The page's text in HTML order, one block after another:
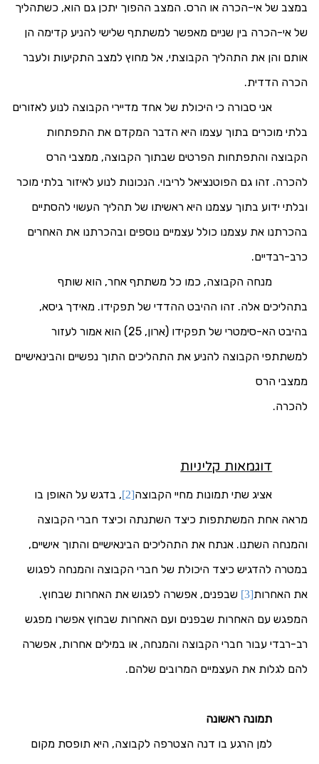
במצב של אי-הכרה או הרס. המצב ההפוך יתכן גם הוא, כשתהליך
של אי-הכרה בין שניים מאפשר למשתתף שלישי להניע קדימה הן
אותם והן את התהליך הקבוצתי, אל מחוץ למצב התקיעות ולעבר
הכרה הדדית.
אני סבורה כי היכולת של אחד מדיירי הקבוצה לנוע לאזורים
בלתי מוכרים בתוך עצמו היא הדבר המקדם את התפתחות
הקבוצה והתפתחות הפרטים שבתוך הקבוצה, ממצבי הרס
להכרה. זהו גם הפוטנציאל לריבוי. הנכונות לנוע לאיזור בלתי מוכר
ובלתי ידוע בתוך עצמנו היא ראשיתו של תהליך העשוי להסתיים
בהכרתנו את עצמנו כולל עצמיים נוספים ובהכרתנו את האחרים
כרב-רבדיים.
מנחה הקבוצה, כמו כל משתתף אחר, הוא שותף
בתהליכים אלה. זהו ההיבט ההדדי של תפקידו. מאידך גיסא,
בהיבט הא-סימטרי של תפקידו (ארון, 25) הוא אמור לעזור
למשתתפי הקבוצה להניע את התהליכים התוך נפשיים והבינאישיים
ממצבי הרס
להכרה.
דוגמאות קליניות
אציג שתי תמונות מחיי הקבוצה[2], בדגש על האופן בו
מראה אחת המשתתפות כיצד השתנתה וכיצד חברי הקבוצה
והמנחה השתנו. אנתח את התהליכים הבינאישיים והתוך אישיים,
במטרה להדגיש כיצד היכולת של חברי הקבוצה והמנחה לפגוש
את האחרות[3] שבפנים, אפשרה לפגוש את האחרות שבחוץ.
המפגש עם האחרות שבפנים ועם האחרות שבחוץ אפשרו מפגש
רב-רבדי עבור חברי הקבוצה והמנחה, או במילים אחרות, אפשרה
להם לגלות את העצמיים המרובים שלהם.
תמונה ראשונה
למן הרגע בו דנה הצטרפה לקבוצה, היא תופסת מקום